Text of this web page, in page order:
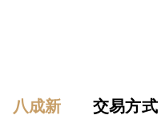
八成新 交易方式